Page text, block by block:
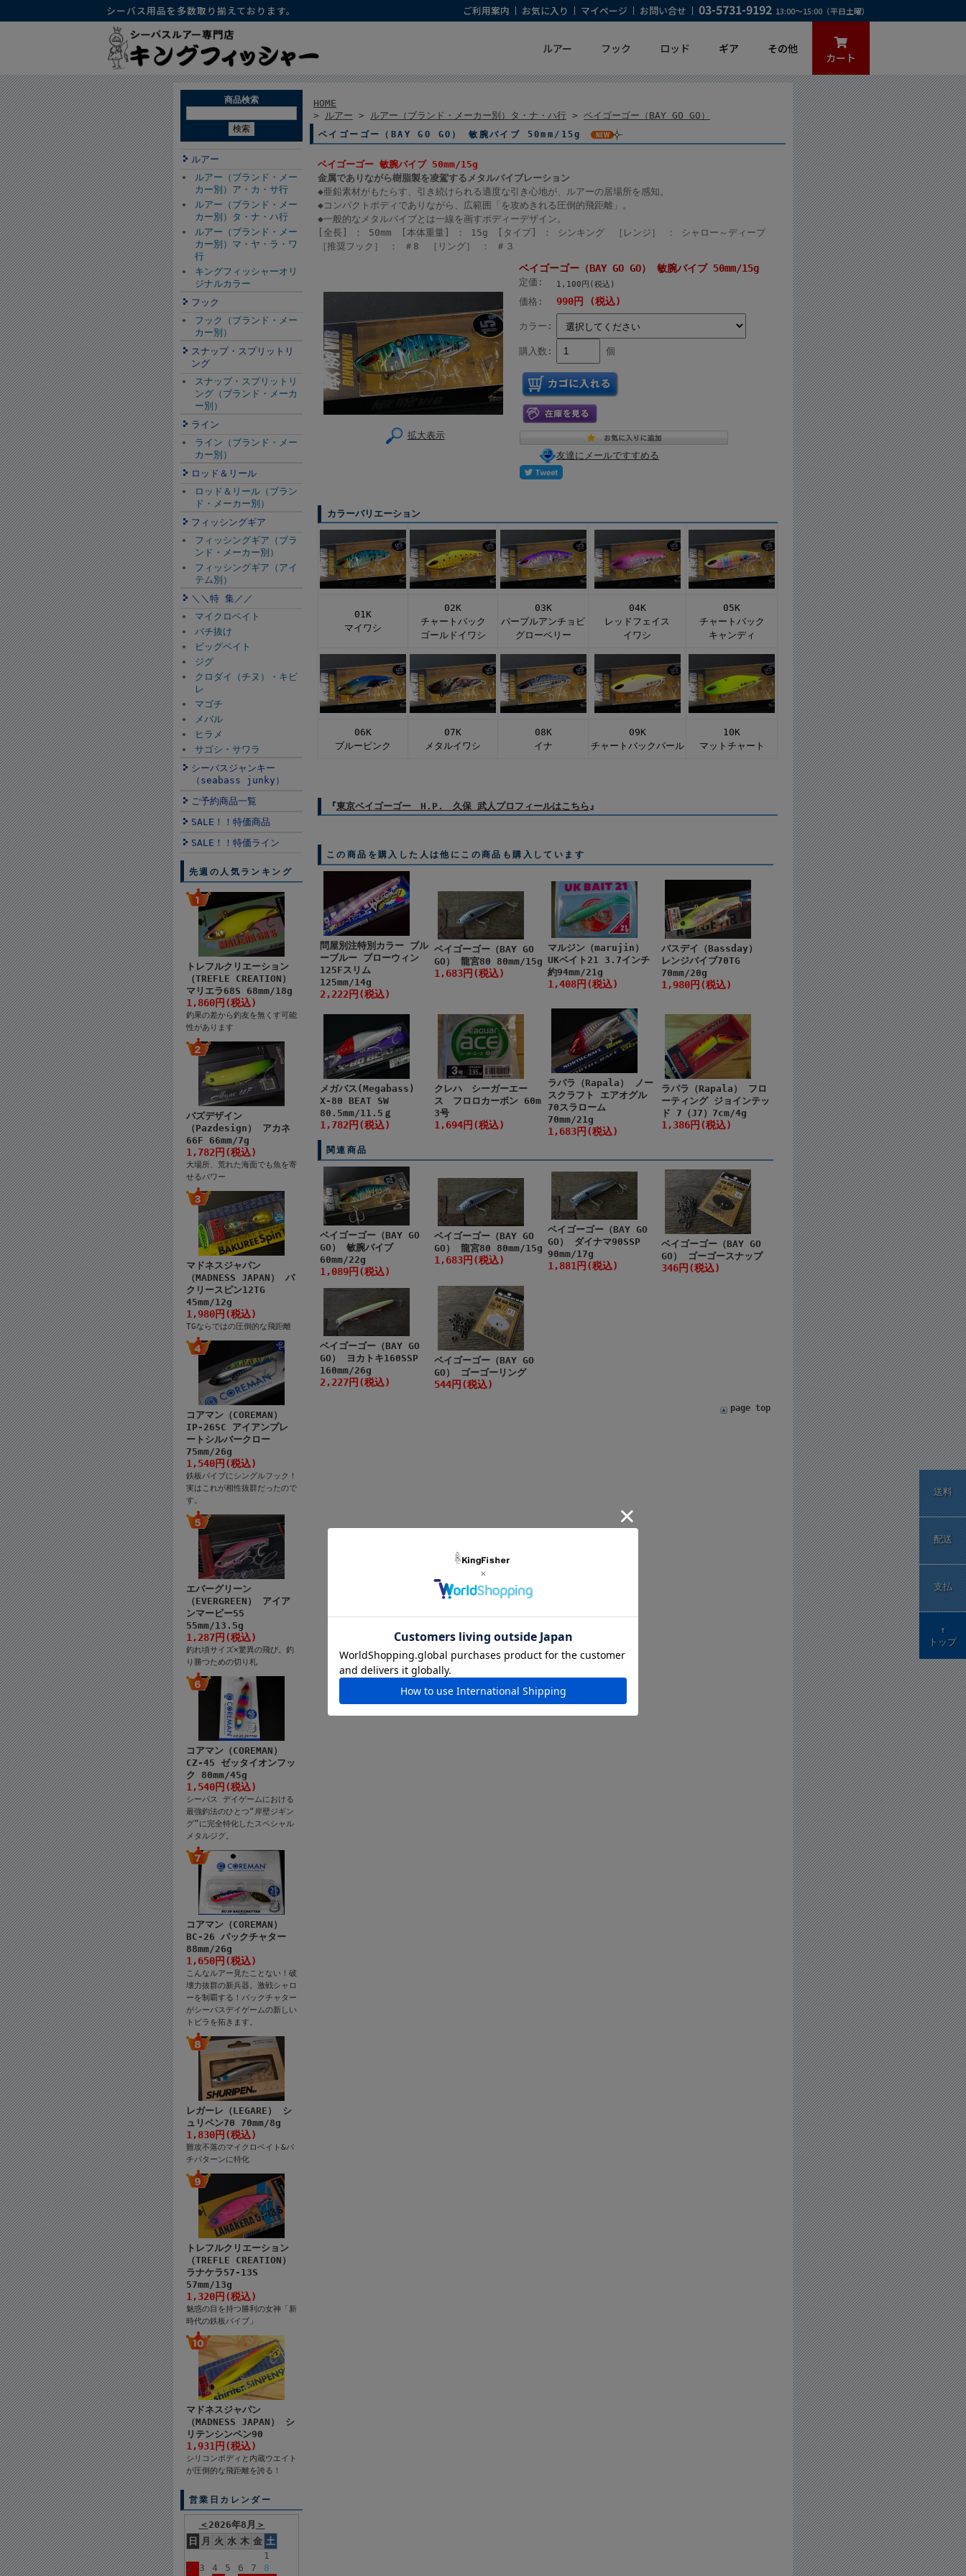
シーバス用品を多数取り揃えております。 ご利用案内 お気に入り マイページ お問い合せ 03-5731-9192 13:00～15:00（平日土曜）
ルアー フック ロッド ギア その他
カート
商品検索
ルアー
ルアー（ブランド・メー
カー別）ア・カ・サ行
ルアー（ブランド・メー
カー別）タ・ナ・ハ行
ルアー（ブランド・メー
カー別）マ・ヤ・ラ・ワ
行
キングフィッシャーオリ
ジナルカラー
フック
フック（ブランド・メー
カー別）
スナップ・スプリットリ
ング
スナップ・スプリットリ
ング（ブランド・メーカ
ー別）
ライン
ライン（ブランド・メー
カー別）
ロッド＆リール
ロッド＆リール（ブラン
ド・メーカー別）
フィッシングギア
フィッシングギア（ブラ
ンド・メーカー別）
フィッシングギア（アイ
テム別）
＼＼特 集／／
マイクロベイト
バチ抜け
ビッグベイト
ジグ
クロダイ（チヌ）・キビ
レ
マゴチ
メバル
ヒラメ
サゴシ・サワラ
シーバスジャンキー
（seabass junky）
ご予約商品一覧
SALE！！特価商品
SALE！！特価ライン
先週の人気ランキング
トレフルクリエーション
（TREFLE CREATION）
マリエラ68S 68mm/18g
1,860円(税込)
釣果の差から釣友を無くす可能
性があります
パズデザイン
（Pazdesign） アカネ
66F 66mm/7g
1,782円(税込)
大場所、荒れた海面でも魚を寄
せるパワー
マドネスジャパン
（MADNESS JAPAN） バ
クリースピン12TG
45mm/12g
1,980円(税込)
TGならではの圧倒的な飛距離
コアマン（COREMAN）
IP-26SC アイアンプレ
ートシルバークロー
75mm/26g
1,540円(税込)
鉄板バイブにシングルフック！
実はこれが相性抜群だったので
す。
エバーグリーン
（EVERGREEN） アイア
ンマービー55
55mm/13.5g
1,287円(税込)
釣れ頃サイズ×驚異の飛び。釣
り勝つための切り札
コアマン（COREMAN）
CZ-45 ゼッタイオンフッ
ク 80mm/45g
1,540円(税込)
シーバス デイゲームにおける
最強釣法のひとつ“岸壁ジギン
グ”に完全特化したスペシャル
メタルジグ。
コアマン（COREMAN）
BC-26 バックチャター
88mm/26g
1,650円(税込)
こんなルアー見たことない！破
壊力抜群の新兵器。激戦シャロ
ーを制覇する！バックチャター
がシーバスデイゲームの新しい
トビラを拓きます。
レガーレ（LEGARE） シ
ュリペン70 70mm/8g
1,830円(税込)
難攻不落のマイクロベイト&バ
チパターンに特化
トレフルクリエーション
（TREFLE CREATION）
ラナケラ57-13S
57mm/13g
1,320円(税込)
魅惑の目を持つ勝利の女神「新
時代の鉄板バイブ」
マドネスジャパン
（MADNESS JAPAN） シ
リテンシンペン90
1,931円(税込)
シリコンボディと内蔵ウエイト
が圧倒的な飛距離を誇る！
営業日カレンダー
＜ 2026年8月 ＞
日
月 火 水 木 金 土
1
2
3 4 5 6 7
8
HOME
> ルアー > ルアー（ブランド・メーカー別）タ・ナ・ハ行 > ベイゴーゴー（BAY GO GO）
ベイゴーゴー（BAY GO GO） 敏腕バイブ 50mm/15g
ベイゴーゴー 敏腕バイブ 50mm/15g
金属でありながら樹脂製を凌駕するメタルバイブレーション
◆亜鉛素材がもたらす、引き続けられる適度な引き心地が、ルアーの居場所を感知。
◆コンパクトボディでありながら、広範囲「を攻めきれる圧倒的飛距離」。
◆一般的なメタルバイブとは一線を画すボディーデザイン。
[全長] ： 50mm [本体重量] ： 15g [タイプ] ： シンキング ［レンジ］ ： シャロー～ディープ
［推奨フック］ ： ＃8 ［リング］ ： ＃３
拡大表示
ベイゴーゴー（BAY GO GO） 敏腕バイブ 50mm/15g
定価: 1,100円(税込)
価格: 990円 (税込)
カラー:
購入数: 個
友達にメールですすめる
カラーバリエーション
01K
マイワシ
02K
チャートバック
ゴールドイワシ
03K
パープルアンチョビ
グローベリー
04K
レッドフェイス
イワシ
05K
チャートバック
キャンディ
06K
ブルーピンク
07K
メタルイワシ
08K
イナ
09K
チャートバックパール
10K
マットチャート
『東京ベイゴーゴー H.P. 久保 武人プロフィールはこちら』
この商品を購入した人は他にこの商品も購入しています
問屋別注特別カラー ブル
ーブルー ブローウィン
125Fスリム
125mm/14g
2,222円(税込)
ベイゴーゴー（BAY GO
GO） 龍宮80 80mm/15g
1,683円(税込)
マルジン（marujin）
UKベイト21 3.7インチ
約94mm/21g
1,408円(税込)
バスデイ（Bassday）
レンジバイブ70TG
70mm/20g
1,980円(税込)
メガバス(Megabass)
X-80 BEAT SW
80.5mm/11.5ｇ
1,782円(税込)
クレハ シーガーエー
ス フロロカーボン 60m
3号
1,694円(税込)
ラパラ（Rapala） ノー
スクラフト エアオグル
70スラローム
70mm/21g
1,683円(税込)
ラパラ（Rapala） フロ
ーティング ジョインテッ
ド 7（J7）7cm/4g
1,386円(税込)
関連商品
ベイゴーゴー（BAY GO
GO） 敏腕バイブ
60mm/22g
1,089円(税込)
ベイゴーゴー（BAY GO
GO） 龍宮80 80mm/15g
1,683円(税込)
ベイゴーゴー（BAY GO
GO） ダイナマ90SSP
90mm/17g
1,881円(税込)
ベイゴーゴー（BAY GO
GO） ゴーゴースナップ
346円(税込)
ベイゴーゴー（BAY GO
GO） ヨカトキ160SSP
160mm/26g
2,227円(税込)
ベイゴーゴー（BAY GO
GO） ゴーゴーリング
544円(税込)
page top
送料
配送
支払
↑
トップ